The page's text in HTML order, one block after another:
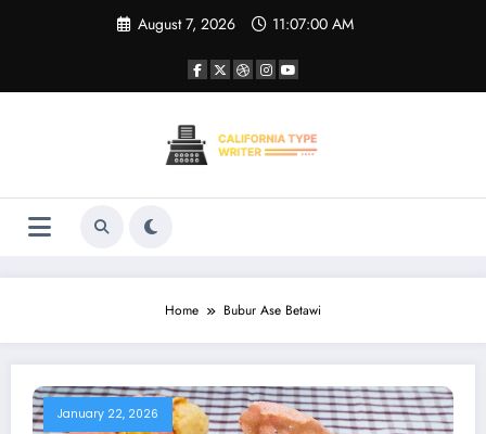
August 7, 2026 11:07:00 AM
Home Bubur Ase Betawi
January 22, 2026